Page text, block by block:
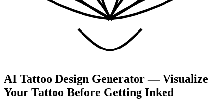
AI Tattoo Design Generator — Visualize
Your Tattoo Before Getting Inked